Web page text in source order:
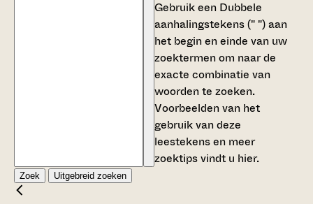
Gebruik een Dubbele
aanhalingstekens (" ")aan
het begin en einde van uw
zoektermen om naar de
exacte combinatie van
woorden te zoeken.
Voorbeelden van het
gebruik van deze
leestekens en meer
zoektips vindt u hier.
Zoek Uitgebreid zoeken